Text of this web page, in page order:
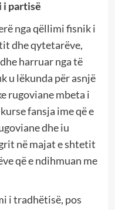
i partisë
nga qëllimi fisnik i
dhe qytetarëve,
harruar nga të
u lëkunda për asnjë
rugoviane mbeta i
fansja ime që e
dhe iu
në majat e shtetit
që e ndihmuan me
i tradhëtisë, pos